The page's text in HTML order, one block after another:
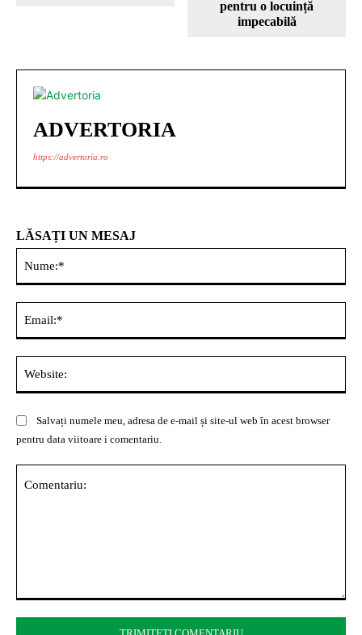
pentru o locuință
impecabilă
ADVERTORIA
https://advertoria.ro
LĂSAȚI UN MESAJ
Salvați numele meu, adresa de e-mail și site-ul web în acest browser
pentru data viitoare i comentariu.